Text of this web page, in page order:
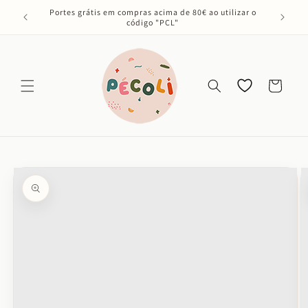
para o
Portes grátis em compras acima de 80€ ao utilizar o
código "PCL"
Os meus
favoritos
Carrinho
informação
do produto